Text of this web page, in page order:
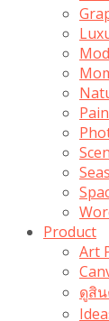
Product
Art
ดูสิ